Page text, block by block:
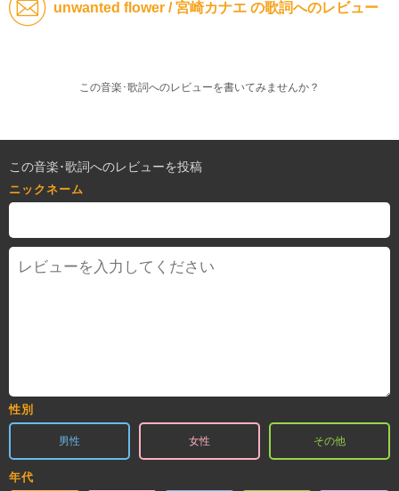
unwanted flower / 宮崎カナエ の歌詞へのレビュー
この音楽･歌詞へのレビューを書いてみませんか？
この音楽･歌詞へのレビューを投稿
ニックネーム
性別
男性 女性 その他
年代